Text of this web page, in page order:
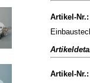
Artikel-Nr.:
Artikel-Nr.: